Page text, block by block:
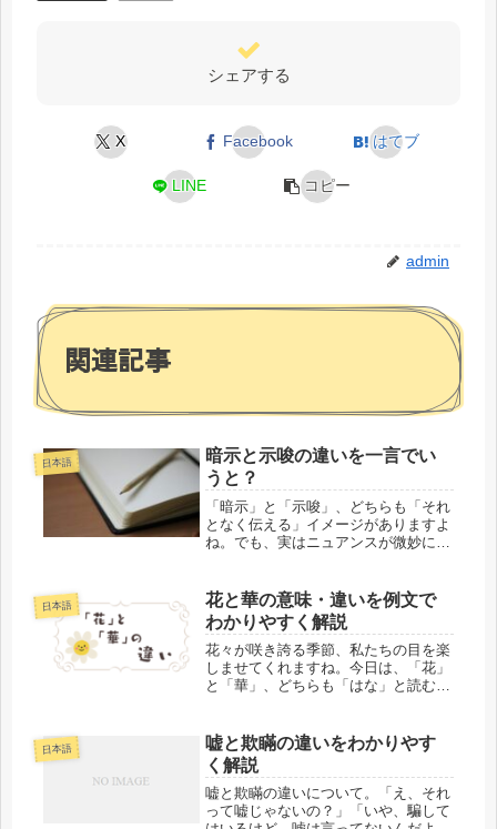
シェアする
X Facebook はてブ
LINE コピー
admin
関連記事
日本語
暗示と示唆の違いを一言でい
うと？
「暗示」と「示唆」、どちらも「それ
となく伝える」イメージがありますよ
ね。でも、実はニュアンスが微妙に違
と、「示唆」はヒントを与えて可能性
をほのめかすこと。どちらも直接的な
表...
日本語
花と華の意味・違いを例文で
わかりやすく解説
花々が咲き誇る季節、私たちの目を楽
しませてくれますね。今日は、「花」
と「華」、どちらも「はな」と読む言
「華」の違いを一言で言うと、「花」
は具体的な植物の一部を指し、「華」
は...
日本語
嘘と欺瞞の違いをわかりやす
く解説
嘘と欺瞞の違いについて。「え、それ
って嘘じゃないの？」「いや、騙して